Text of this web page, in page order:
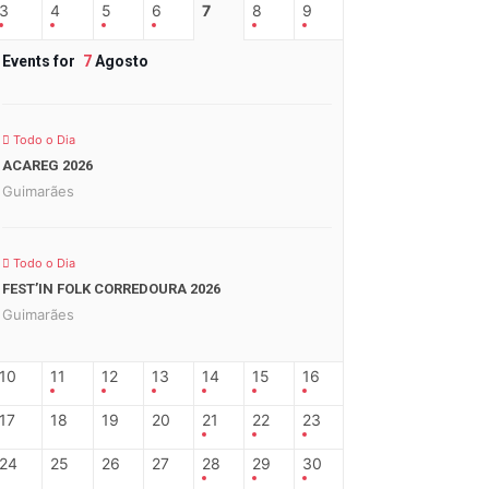
3 4 5 6 7 8 9
Events for 7Agosto
Todo o Dia
ACAREG 2026
Guimarães
Todo o Dia
FEST’IN FOLK CORREDOURA 2026
Guimarães
10 11 12 13 14 15 16
17 18 19 20 21 22 23
24 25 26 27 28 29 30